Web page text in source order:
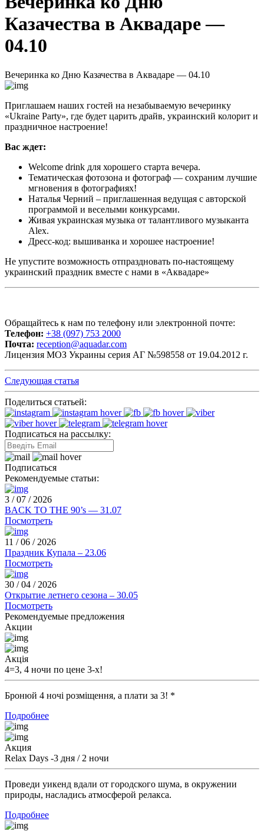
Казачества в Аквадаре —
04.10
Вечеринка ко Дню Казачества в Аквадаре — 04.10
Приглашаем наших гостей на незабываемую вечеринку
«Ukraine Party», где будет царить драйв, украинский колорит и
праздничное настроение!
Вас ждет:
Welcome drink для хорошего старта вечера.
Тематическая фотозона и фотограф — сохраним лучшие
мгновения в фотографиях!
Наталья Черний – приглашенная ведущая с авторской
программой и веселыми конкурсами.
Живая украинская музыка от талантливого музыканта
Alex.
Дресс-код: вышиванка и хорошее настроение!
Не упустите возможность отпраздновать по-настоящему
украинский праздник вместе с нами в «Аквадаре»
Обращайтесь к нам по телефону или электронной почте:
Телефон: +38 (097) 753 2000
Почта: reception@aquadar.com
Лицензия МОЗ Украины серия АГ №598558 от 19.04.2012 г.
Следующая статья
Поделиться статьей:
Подписаться на рассылку:
Подписаться
Рекомендуемые статьи:
3 / 07 / 2026
BACK TO THE 90’s — 31.07
Посмотреть
11 / 06 / 2026
Праздник Купала – 23.06
Посмотреть
30 / 04 / 2026
Открытие летнего сезона – 30.05
Посмотреть
Рекомендуемые предложения
Акции
Акція
4=3, 4 ночи по цене 3-х!
Бронюй 4 ночі розміщення, а плати за 3! *
Подробнее
Акция
Relax Days -3 дня / 2 ночи
Проведи уикенд вдали от городского шума, в окружении
природы, насладись атмосферой релакса.
Подробнее